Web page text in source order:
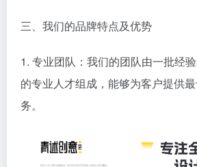
三、我们的品牌特点及优势
1. 专业团队：我们的团队由一批经
的专业人才组成，能够为客户提供
务。